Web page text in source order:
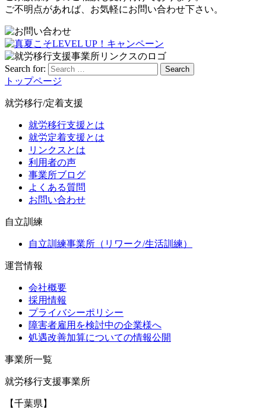
ご不明点があれば、お気軽にお問い合わせ下さい。
Search for: Search
トップページ
就労移行/定着支援
就労移行支援とは
就労定着支援とは
リンクスとは
利用者の声
事業所ブログ
よくある質問
お問い合わせ
自立訓練
自立訓練事業所（リワーク/生活訓練）
運営情報
会社概要
採用情報
プライバシーポリシー
障害者雇用を検討中の企業様へ
処遇改善加算についての情報公開
事業所一覧
就労移行支援事業所
【千葉県】